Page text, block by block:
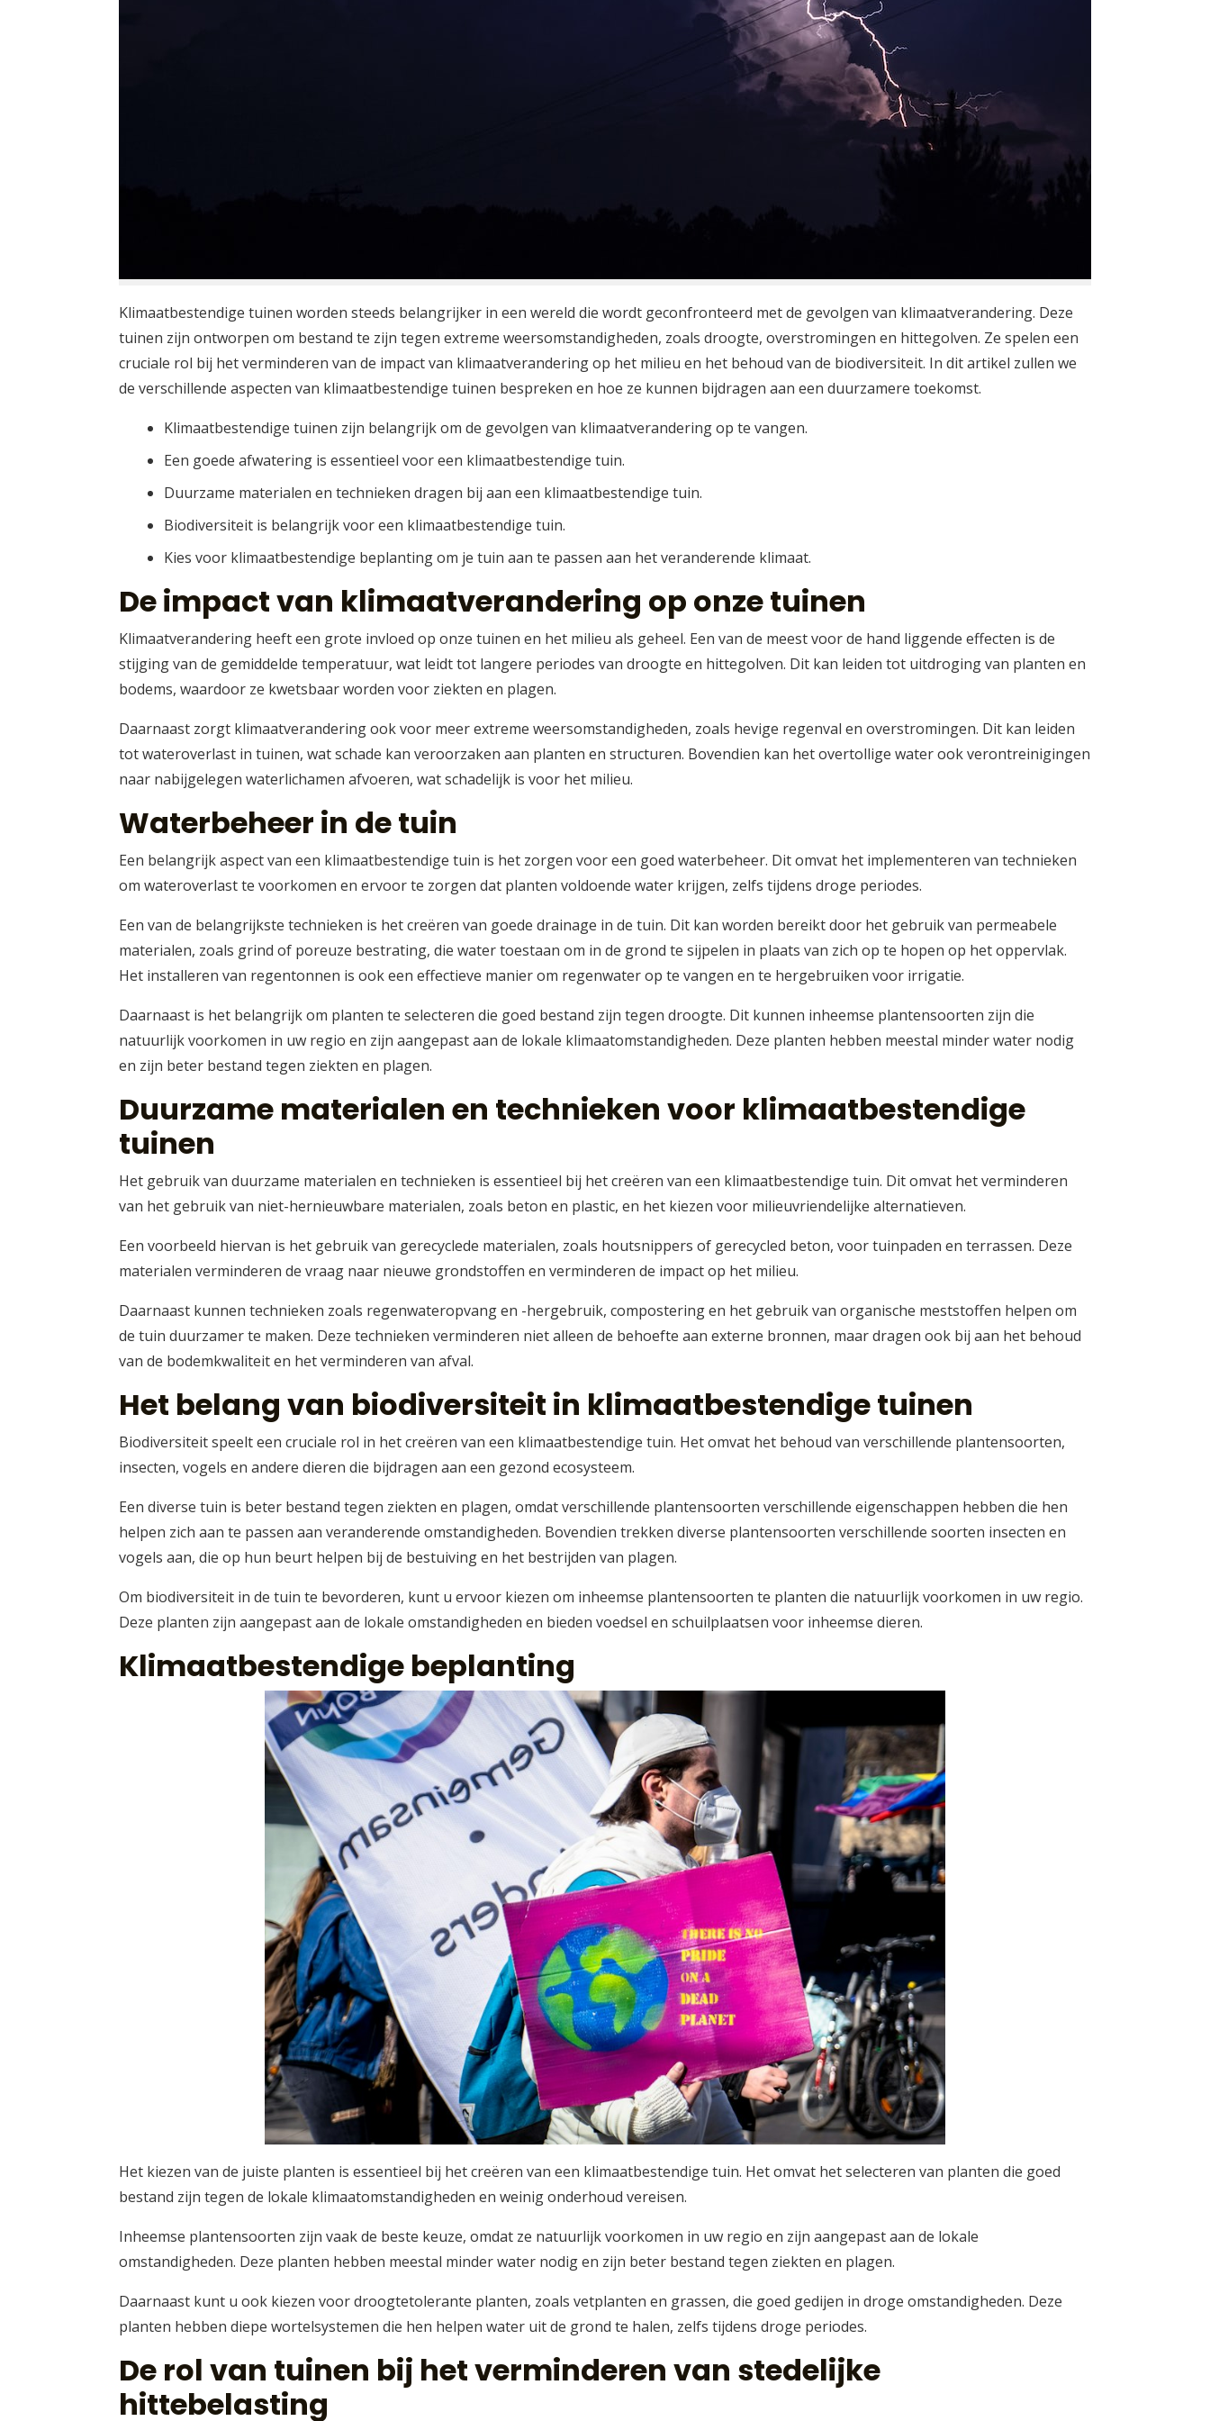
Klimaatbestendige tuinen worden steeds belangrijker in een wereld die wordt geconfronteerd met de gevolgen van klimaatverandering. Deze
tuinen zijn ontworpen om bestand te zijn tegen extreme weersomstandigheden, zoals droogte, overstromingen en hittegolven. Ze spelen een
cruciale rol bij het verminderen van de impact van klimaatverandering op het milieu en het behoud van de biodiversiteit. In dit artikel zullen we
de verschillende aspecten van klimaatbestendige tuinen bespreken en hoe ze kunnen bijdragen aan een duurzamere toekomst.
Klimaatbestendige tuinen zijn belangrijk om de gevolgen van klimaatverandering op te vangen.
Een goede afwatering is essentieel voor een klimaatbestendige tuin.
Duurzame materialen en technieken dragen bij aan een klimaatbestendige tuin.
Biodiversiteit is belangrijk voor een klimaatbestendige tuin.
Kies voor klimaatbestendige beplanting om je tuin aan te passen aan het veranderende klimaat.
De impact van klimaatverandering op onze tuinen
Klimaatverandering heeft een grote invloed op onze tuinen en het milieu als geheel. Een van de meest voor de hand liggende effecten is de
stijging van de gemiddelde temperatuur, wat leidt tot langere periodes van droogte en hittegolven. Dit kan leiden tot uitdroging van planten en
bodems, waardoor ze kwetsbaar worden voor ziekten en plagen.
Daarnaast zorgt klimaatverandering ook voor meer extreme weersomstandigheden, zoals hevige regenval en overstromingen. Dit kan leiden
tot wateroverlast in tuinen, wat schade kan veroorzaken aan planten en structuren. Bovendien kan het overtollige water ook verontreinigingen
naar nabijgelegen waterlichamen afvoeren, wat schadelijk is voor het milieu.
Waterbeheer in de tuin
Een belangrijk aspect van een klimaatbestendige tuin is het zorgen voor een goed waterbeheer. Dit omvat het implementeren van technieken
om wateroverlast te voorkomen en ervoor te zorgen dat planten voldoende water krijgen, zelfs tijdens droge periodes.
Een van de belangrijkste technieken is het creëren van goede drainage in de tuin. Dit kan worden bereikt door het gebruik van permeabele
materialen, zoals grind of poreuze bestrating, die water toestaan om in de grond te sijpelen in plaats van zich op te hopen op het oppervlak.
Het installeren van regentonnen is ook een effectieve manier om regenwater op te vangen en te hergebruiken voor irrigatie.
Daarnaast is het belangrijk om planten te selecteren die goed bestand zijn tegen droogte. Dit kunnen inheemse plantensoorten zijn die
natuurlijk voorkomen in uw regio en zijn aangepast aan de lokale klimaatomstandigheden. Deze planten hebben meestal minder water nodig
en zijn beter bestand tegen ziekten en plagen.
Duurzame materialen en technieken voor klimaatbestendige
tuinen
Het gebruik van duurzame materialen en technieken is essentieel bij het creëren van een klimaatbestendige tuin. Dit omvat het verminderen
van het gebruik van niet-hernieuwbare materialen, zoals beton en plastic, en het kiezen voor milieuvriendelijke alternatieven.
Een voorbeeld hiervan is het gebruik van gerecyclede materialen, zoals houtsnippers of gerecycled beton, voor tuinpaden en terrassen. Deze
materialen verminderen de vraag naar nieuwe grondstoffen en verminderen de impact op het milieu.
Daarnaast kunnen technieken zoals regenwateropvang en -hergebruik, compostering en het gebruik van organische meststoffen helpen om
de tuin duurzamer te maken. Deze technieken verminderen niet alleen de behoefte aan externe bronnen, maar dragen ook bij aan het behoud
van de bodemkwaliteit en het verminderen van afval.
Het belang van biodiversiteit in klimaatbestendige tuinen
Biodiversiteit speelt een cruciale rol in het creëren van een klimaatbestendige tuin. Het omvat het behoud van verschillende plantensoorten,
insecten, vogels en andere dieren die bijdragen aan een gezond ecosysteem.
Een diverse tuin is beter bestand tegen ziekten en plagen, omdat verschillende plantensoorten verschillende eigenschappen hebben die hen
helpen zich aan te passen aan veranderende omstandigheden. Bovendien trekken diverse plantensoorten verschillende soorten insecten en
vogels aan, die op hun beurt helpen bij de bestuiving en het bestrijden van plagen.
Om biodiversiteit in de tuin te bevorderen, kunt u ervoor kiezen om inheemse plantensoorten te planten die natuurlijk voorkomen in uw regio.
Deze planten zijn aangepast aan de lokale omstandigheden en bieden voedsel en schuilplaatsen voor inheemse dieren.
Klimaatbestendige beplanting
Het kiezen van de juiste planten is essentieel bij het creëren van een klimaatbestendige tuin. Het omvat het selecteren van planten die goed
bestand zijn tegen de lokale klimaatomstandigheden en weinig onderhoud vereisen.
Inheemse plantensoorten zijn vaak de beste keuze, omdat ze natuurlijk voorkomen in uw regio en zijn aangepast aan de lokale
omstandigheden. Deze planten hebben meestal minder water nodig en zijn beter bestand tegen ziekten en plagen.
Daarnaast kunt u ook kiezen voor droogtetolerante planten, zoals vetplanten en grassen, die goed gedijen in droge omstandigheden. Deze
planten hebben diepe wortelsystemen die hen helpen water uit de grond te halen, zelfs tijdens droge periodes.
De rol van tuinen bij het verminderen van stedelijke
hittebelasting